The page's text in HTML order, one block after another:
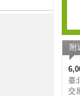
附
臺
交